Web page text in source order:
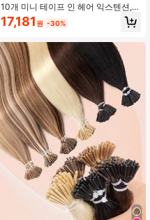
10개 미니 테이프 인 헤어 익스텐션,
진짜 사람 머리카락, 밤색, 14-22인치,
레미 사람 머리카락, 양면 투명 테이프
17,181 원 -30%